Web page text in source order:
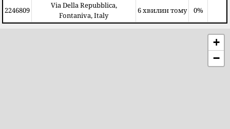
2246809
Via Della Repubblica,
Fontaniva, Italy
6 хвилин тому 0%
+
−